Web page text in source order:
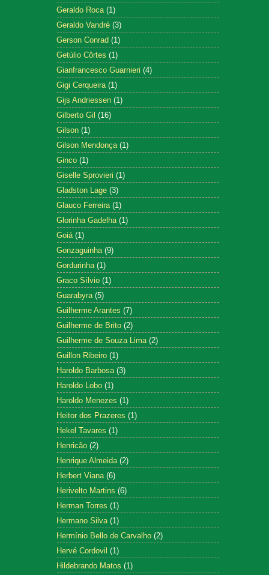
Geraldo Roca (1)
Geraldo Vandré (3)
Gerson Conrad (1)
Getúlio Côrtes (1)
Gianfrancesco Guarnieri (4)
Gigi Cerqueira (1)
Gijs Andriessen (1)
Gilberto Gil (16)
Gilson (1)
Gilson Mendonça (1)
Ginco (1)
Giselle Sprovieri (1)
Gladston Lage (3)
Glauco Ferreira (1)
Glorinha Gadelha (1)
Goiá (1)
Gonzaguinha (9)
Gordurinha (1)
Graco Sílvio (1)
Guarabyra (5)
Guilherme Arantes (7)
Guilherme de Brito (2)
Guilherme de Souza Lima (2)
Guillon Ribeiro (1)
Haroldo Barbosa (3)
Haroldo Lobo (1)
Haroldo Menezes (1)
Heitor dos Prazeres (1)
Hekel Tavares (1)
Henricão (2)
Henrique Almeida (2)
Herbert Viana (6)
Herivelto Martins (6)
Herman Torres (1)
Hermano Silva (1)
Hermínio Bello de Carvalho (2)
Hervé Cordovil (1)
Hildebrando Matos (1)